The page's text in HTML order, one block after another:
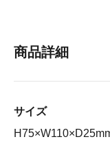
商品詳細
サイズ